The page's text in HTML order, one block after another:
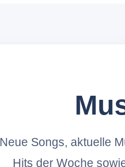
Neue Songs, aktuelle
Hits der Woche